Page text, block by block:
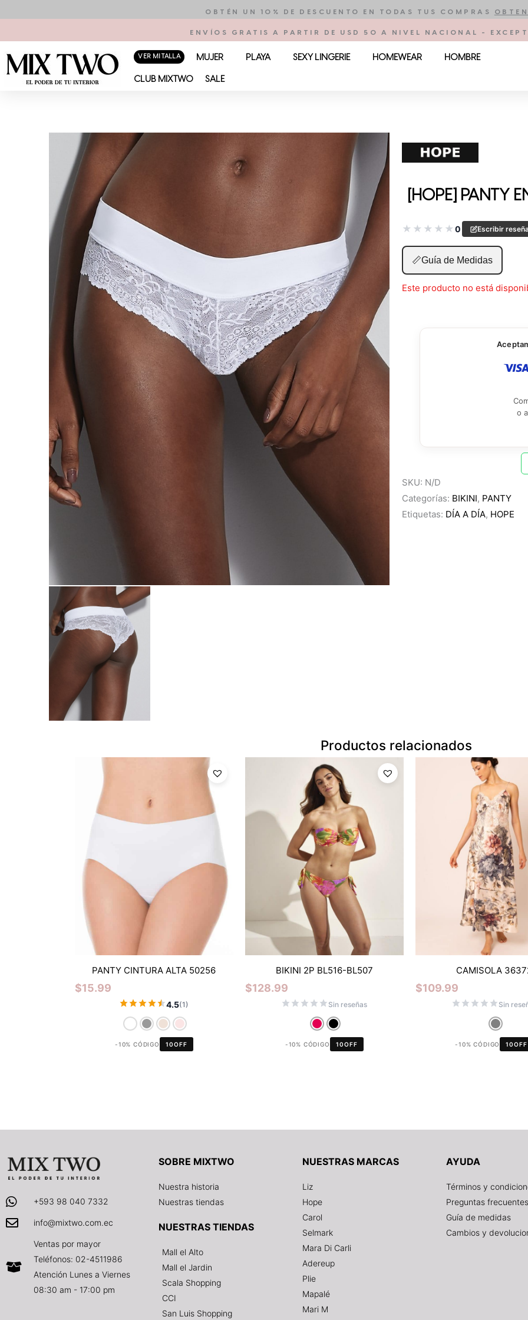
contenido
OBTÉN UN 10% DE DESCUENTO EN TODAS TUS COMPRAS
ENVÍOS GRATIS A PARTIR DE USD 50 A NIVEL NACIONAL -
VER MI TALLA MUJER PLAYA SEXY LINGERIE HOMEWEAR HOMBRE
CLUB MIXTWO SALE
[HOPE] PANTY
★ ★ ★ ★ ★0 Escribir
📏Guía de Medidas
Este producto no está
o a
SKU: N/D
Categorías: BIKINI, PANTY
Etiquetas: DÍA A DÍA, HOPE
Productos relacionados
PANTY CINTURA ALTA 50256
$15.99
4.5(1)
-10% CÓDIGO 10OFF
BIKINI 2P BL516-BL507
$128.99
Sin reseñas
-10% CÓDIGO 10OFF
CAMISOLA
$109.99
Sin
-10% CÓDIGO 10OFF
+593 98 040 7332
info@mixtwo.com.ec
Ventas por mayor
Teléfonos: 02-4511986
Atención Lunes a Viernes
08:30 am - 17:00 pm
SOBRE MIXTWO
Nuestra historia
Nuestras tiendas
NUESTRAS TIENDAS
Mall el Alto
Mall el Jardin
Scala Shopping
CCI
San Luis Shopping
NUESTRAS MARCAS
Liz
Hope
Carol
Selmark
Mara Di Carli
Adereup
Plie
Mapalé
Mari M
AYUDA
Términos y
Preguntas frecuentes
Guía de medidas
Cambios y